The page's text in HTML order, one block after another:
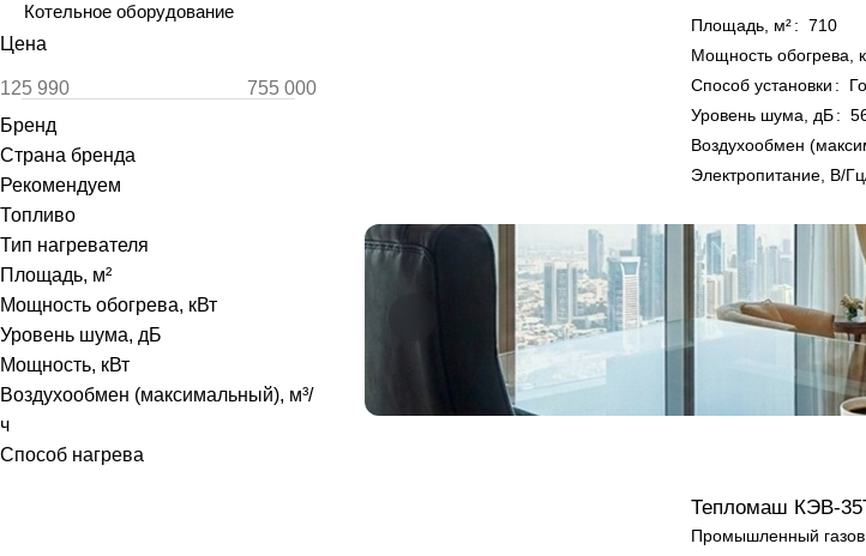
Площадь, м²: 710
Мощность обогрева,
Способ установки :
Уровень шума, дБ:
Воздухообмен
Электропитание, В/
Тепломаш КЭВ-
Промышленный
Котельное оборудование
Цена
Бренд
Страна бренда
Рекомендуем
Топливо
Тип нагревателя
Площадь, м²
Мощность обогрева, кВт
Уровень шума, дБ
Мощность, кВт
Воздухообмен (максимальный), м³/
ч
Способ нагрева